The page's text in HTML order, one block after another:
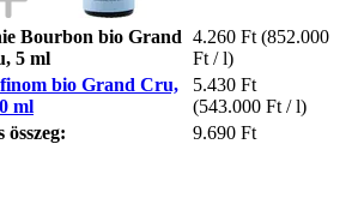
Bourbon bio Grand
5 ml
4.260 Ft (852.000
Ft / l)
bio Grand Cru,
ml
5.430 Ft
(543.000 Ft / l)
összeg:
9.690 Ft